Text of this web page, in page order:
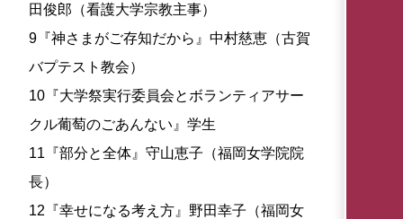
田俊郎（看護大学宗教主事）
9『神さまがご存知だから』中村慈恵（古賀
バプテスト教会）
10『大学祭実行委員会とボランティアサー
クル葡萄のごあんない』学生
11『部分と全体』守山恵子（福岡女学院院
長）
12『幸せになる考え方』野田幸子（福岡女